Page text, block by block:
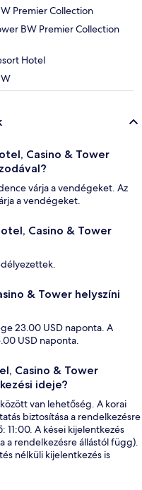
Premier Collection
BW Premier Collection
Hotel
Casino & Tower
várja a vendégeket. Az
a vendégeket.
Casino & Tower
& Tower helyszíni
23.00 USD naponta. A
USD naponta.
Casino & Tower
ideje?
van lehetőség. A korai
biztosítása a rendelkezésre
11:00. A kései kijelentkezés
a rendelkezésre állástól függ).
nélküli kijelentkezés is